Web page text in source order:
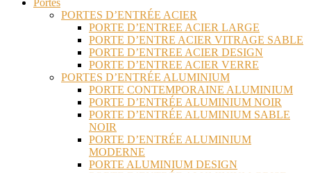
Portes
PORTES D’ENTRÉE ACIER
PORTE D’ENTREE ACIER LARGE
PORTE D’ENTRE ACIER VITRAGE SABLE
PORTE D’ENTREE ACIER DESIGN
PORTE D’ENTREE ACIER VERRE
PORTES D’ENTRÉE ALUMINIUM
PORTE CONTEMPORAINE ALUMINIUM
PORTE D’ENTRÉE ALUMINIUM NOIR
PORTE D’ENTRÉE ALUMINIUM SABLE
NOIR
PORTE D’ENTRÉE ALUMINIUM
MODERNE
PORTE ALUMINIUM DESIGN